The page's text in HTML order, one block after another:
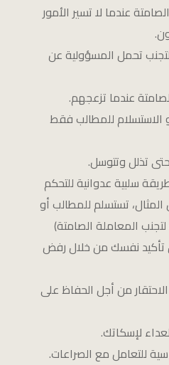
عندما لا تسير الأمور
تحمل المسؤولية عن
عندما تزعجهم.
الاستسلام للمطالب فقط
تذلل وتتوسل.
سلبية عدوانية للتحكم
تستسلم للمطالب أو
المعاملة الصامتة)
تأكيد نفسك من خلال رفض
من أجل الحفاظ على
لإسكاتك.
للتعامل مع الصراعات.